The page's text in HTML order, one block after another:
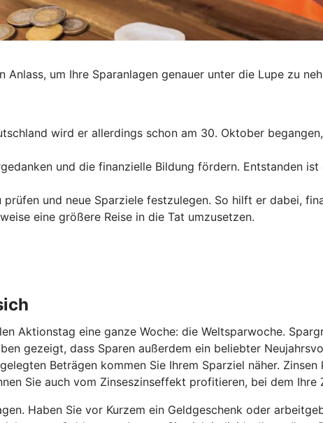
um Ihre Sparanlagen genauer unter die Lupe zu
wird er allerdings schon am 30. Oktober
und die finanzielle Bildung fördern. Entstanden
und neue Sparziele festzulegen. So hilft er dabei,
eine größere Reise in die Tat umzusetzen.
Aktionstag eine ganze Woche: die Weltsparwoche.
gezeigt, dass Sparen außerdem ein beliebter
Beträgen kommen Sie Ihrem Sparziel näher.
Sie auch vom Zinseszinseffekt profitieren, bei dem
Haben Sie vor Kurzem ein Geldgeschenk oder